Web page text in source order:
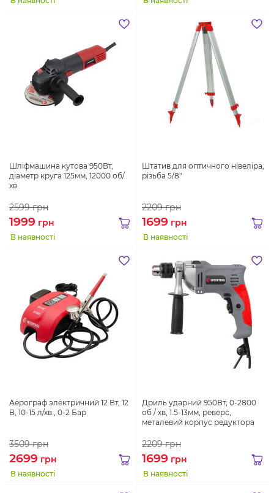
Шліфмашина кутова 950Вт,
діаметр круга 125мм, 12000 об/
хв
2599грн
1999 грн
В наявності
Штатив для оптичного нівеліра,
різьба 5/8"
2209грн
1699 грн
В наявності
Аерограф электричний 12 Вт, 12
В, 10-15 л/хв., 0-2 Бар
3509грн
2699 грн
В наявності
Дриль ударний 950Вт, 0-2800
об / хв, 1.5-13мм, реверс,
металевий корпус редуктора
2209грн
1699 грн
В наявності